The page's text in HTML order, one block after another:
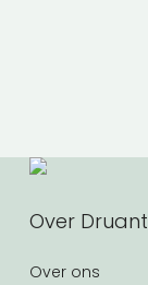
Over
Over ons